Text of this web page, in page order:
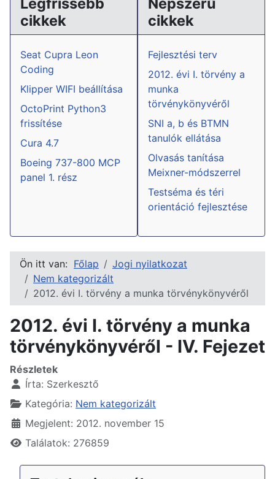
cikkek
Seat Cupra Leon
Coding
Klipper WIFI beállítása
OctoPrint Python3
frissítése
Cura 4.7
Boeing 737-800 MCP
panel 1. rész
cikkek
Fejlesztési terv
2012. évi I. törvény a
munka
törvénykönyvéről
SNI a, b és BTMN
tanulók ellátása
Olvasás tanítása
Meixner-módszerrel
Testséma és téri
orientáció fejlesztése
Ön itt van: Főlap
Jogi nyilatkozat
Nem kategorizált
2012. évi I. törvény a munka törvénykönyvéről
2012. évi I. törvény a munka
törvénykönyvéről - IV. Fejezet
Részletek
Írta: Szerkesztő
Kategória: Nem kategorizált
Megjelent: 2012. november 15
Találatok: 276859